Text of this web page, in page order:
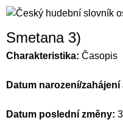
Smetana 3)
Charakteristika: Časopis
Datum narození/
Datum poslední změny: